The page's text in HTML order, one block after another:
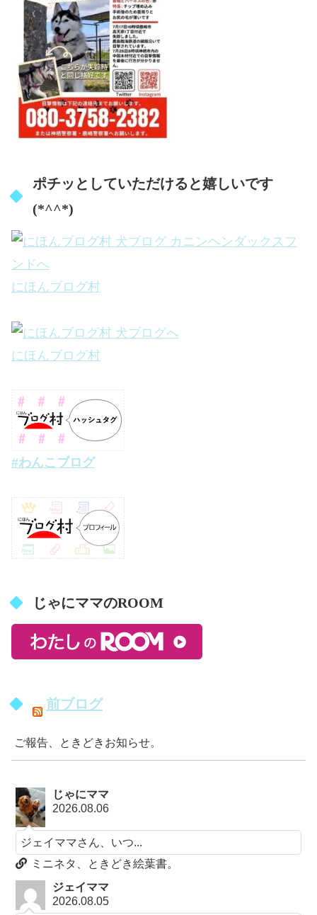
ポチッとしていただけると嬉しいです
(*^^*)
にほんブログ村
にほんブログ村
#わんこブログ
じゃにママのROOM
前ブログ
ご報告、ときどきお知らせ。
じゃにママ
2026.08.06
ジェイママさん、いつ...
ミニネタ、ときどき絵葉書。
ジェイママ
2026.08.05